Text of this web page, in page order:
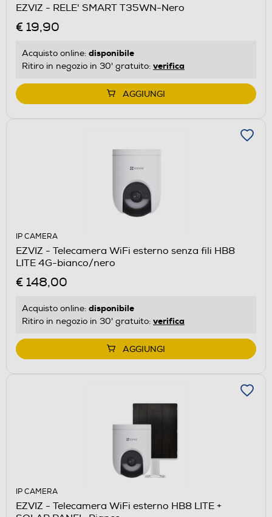
EZVIZ - RELE' SMART T35WN-Nero
€ 19,90
Acquisto online: disponibile
Ritiro in negozio in 30' gratuito: verifica
AGGIUNGI
IP CAMERA
EZVIZ - Telecamera WiFi esterno senza fili HB8
LITE 4G-bianco/nero
€ 148,00
Acquisto online: disponibile
Ritiro in negozio in 30' gratuito: verifica
AGGIUNGI
IP CAMERA
EZVIZ - Telecamera WiFi esterno HB8 LITE +